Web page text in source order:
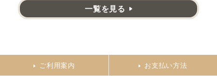
一覧を見る
ご利用案内 お支払い方法